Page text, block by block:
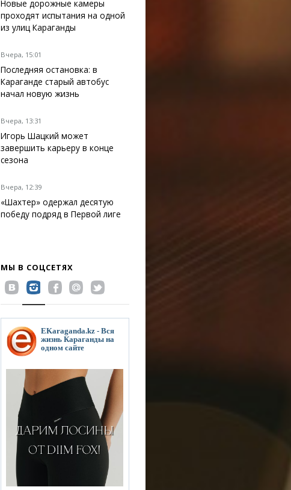
Новые дорожные камеры
проходят испытания на одной
из улиц Караганды
Вчера, 15:01
Последняя остановка: в
Караганде старый автобус
начал новую жизнь
Вчера, 13:31
Игорь Шацкий может
завершить карьеру в конце
сезона
Вчера, 12:39
«Шахтер» одержал десятую
победу подряд в Первой лиге
МЫ В СОЦСЕТЯХ
EKaraganda.kz - Вся
жизнь Караганды на
одном сайте